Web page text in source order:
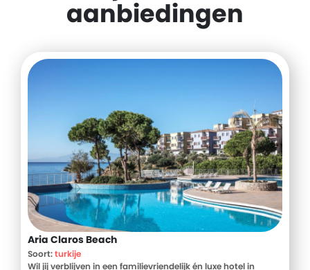
aanbiedingen
Aria Claros Beach
Soort:turkije
Wil jij verblijven in een familievriendelijk én luxe hotel in